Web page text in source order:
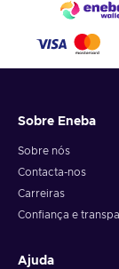
Sobre Eneba
Sobre nós
Contacta-nos
Carreiras
Confiança e
Ajuda